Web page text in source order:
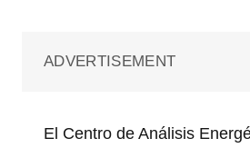
ADVERTISEMENT
El Centro de Análisis